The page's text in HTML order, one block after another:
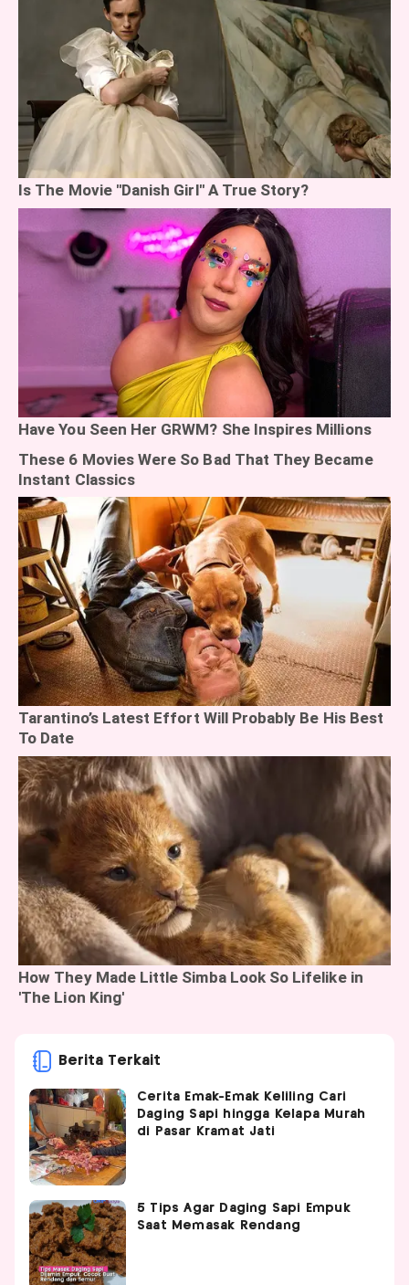
Berita Terkait
Cerita Emak-Emak Keliling Cari
Daging Sapi hingga Kelapa Murah
di Pasar Kramat Jati
5 Tips Agar Daging Sapi Empuk
Saat Memasak Rendang